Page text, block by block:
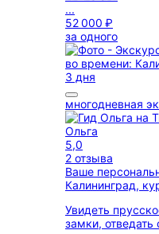
...
52 000 ₽
за одного
3 дня
многодневная
Ольга
5,0
2 отзыва
Ваше
Калининград,
Увидеть
замки,